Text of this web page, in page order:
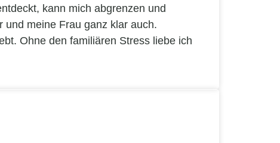
kann mich abgrenzen und
meine Frau ganz klar auch.
Ohne den familiären Stress liebe ich